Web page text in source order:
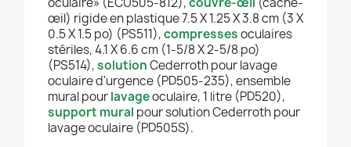
œil) rigide en plastique 7.5 X 1.25 X 3.8 cm (3 X
0.5 X 1.5 po) (PS511),compressesoculaires
stériles, 4.1 X 6.6 cm (1-5/8 X 2-5/8 po)
(PS514),solutionCederroth pour lavage
oculaire d'urgence (PD505-235), ensemble
mural pourlavageoculaire, 1 litre (PD520),
support mural pour solution Cederroth pour
lavage oculaire (PD505S).